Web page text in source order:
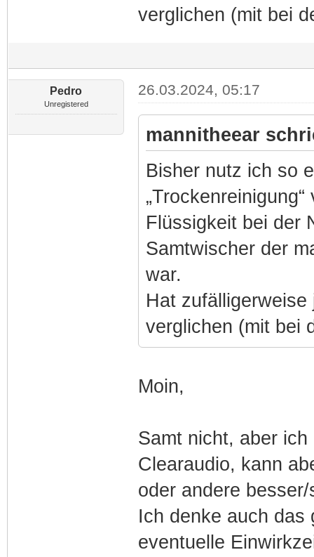
verglichen (mit bei
Pedro
Unregistered
26.03.2024, 05:17
mannitheear
Bisher nutz ich so
Flüssigkeit bei der
Samtwischer der
war.
Hat
verglichen (mit bei
Moin,
Samt nicht, aber
Clearaudio, kann
oder andere
Ich denke auch das
eventuelle